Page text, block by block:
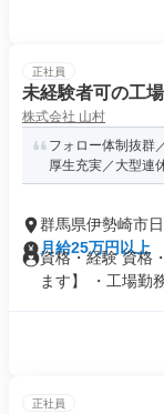
正社員
未経験者可の工
株式会社 山村
フォロー体制抜群
厚生充実／大型連
群馬県伊勢崎市
月給25万円以上
資格・経験 資格
ます】 ・工場勤
正社員